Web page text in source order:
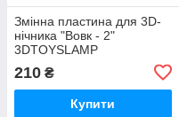
Змінна пластина для 3D-
нічника "Вовк - 2"
3DTOYSLAMP
210 ₴
Купити